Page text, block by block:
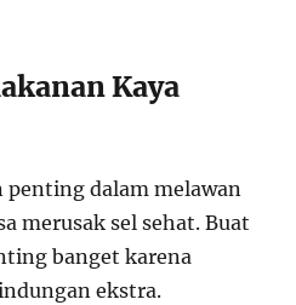
Kaya
dalam melawan
merusak sel sehat. Buat
banget karena
ekstra.